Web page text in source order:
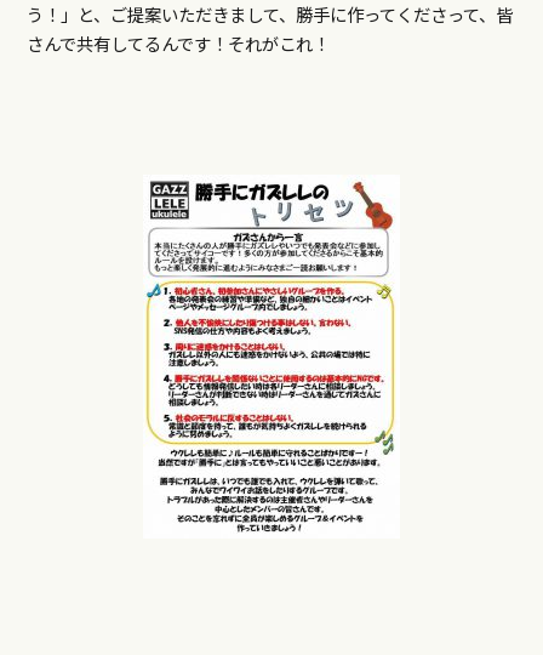
う！」と、ご提案いただきまして、勝手に作ってくださって、皆
さんで共有してるんです！それがこれ！